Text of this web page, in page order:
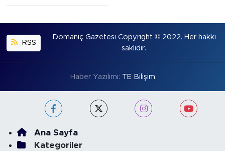
RSS
Domaniç Gazetesi Copyright © 2022. Her hakkı
saklıdır.
Haber Yazılımı: TE Bilişim
Ana Sayfa
Kategoriler